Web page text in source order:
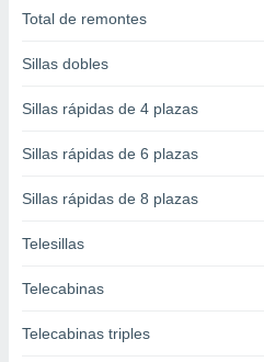
sitio
posible
traten tus
interés
Para
u
datos
en
Total de remontes
Sillas dobles
Sillas rápidas de 4 plazas
Sillas rápidas de 6 plazas
Sillas rápidas de 8 plazas
Telesillas
Telecabinas
Telecabinas triples